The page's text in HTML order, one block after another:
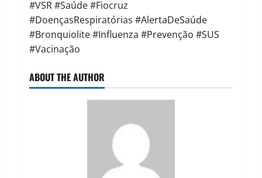
#VSR #Saúde #Fiocruz
#DoençasRespiratórias #AlertaDeSaúde
#Bronquiolite #Influenza #Prevenção #SUS
#Vacinação
ABOUT THE AUTHOR